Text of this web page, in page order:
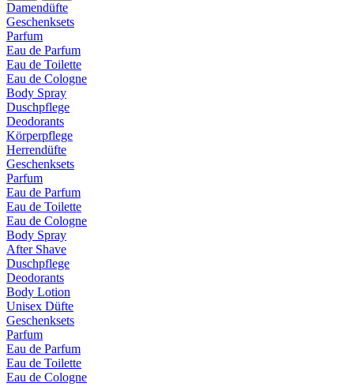
Damendüfte
Geschenksets
Parfum
Eau de Parfum
Eau de Toilette
Eau de Cologne
Body Spray
Duschpflege
Deodorants
Körperpflege
Herrendüfte
Geschenksets
Parfum
Eau de Parfum
Eau de Toilette
Eau de Cologne
Body Spray
After Shave
Duschpflege
Deodorants
Body Lotion
Unisex Düfte
Geschenksets
Parfum
Eau de Parfum
Eau de Toilette
Eau de Cologne